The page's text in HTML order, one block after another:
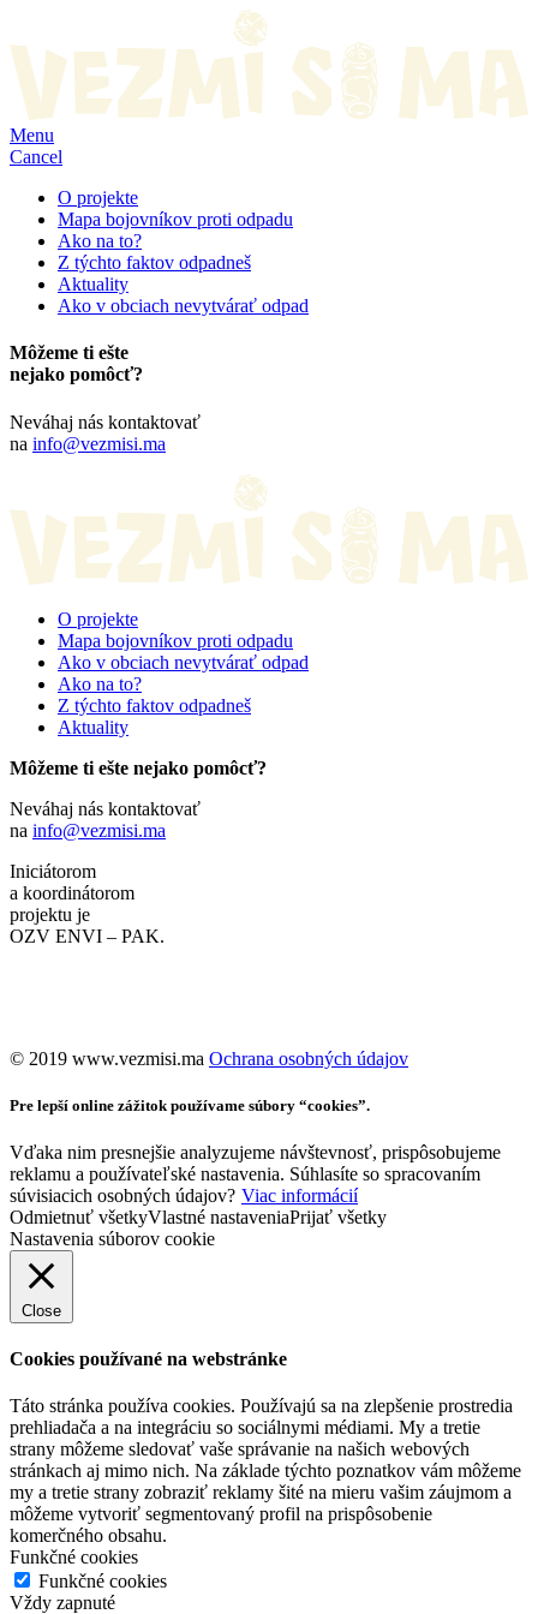
Menu
Cancel
O projekte
Mapa bojovníkov proti odpadu
Ako na to?
Z týchto faktov odpadneš
Aktuality
Ako v obciach nevytvárať odpad
Môžeme ti ešte
nejako pomôcť?
Neváhaj nás kontaktovať
na info@vezmisi.ma
O projekte
Mapa bojovníkov proti odpadu
Ako v obciach nevytvárať odpad
Ako na to?
Z týchto faktov odpadneš
Aktuality
Môžeme ti ešte nejako pomôcť?
Neváhaj nás kontaktovať
na info@vezmisi.ma
Iniciátorom
a koordinátorom
projektu je
OZV ENVI – PAK.
©️ 2019 www.vezmisi.ma Ochrana osobných údajov
Pre lepší online zážitok používame súbory “cookies”.
Vďaka nim presnejšie analyzujeme návštevnosť, prispôsobujeme
reklamu a používateľské nastavenia. Súhlasíte so spracovaním
súvisiacich osobných údajov? Viac informácií
Odmietnuť všetkyVlastné nastaveniaPrijať všetky
Nastavenia súborov cookie
Close
Cookies používané na webstránke
Táto stránka používa cookies. Používajú sa na zlepšenie prostredia
prehliadača a na integráciu so sociálnymi médiami. My a tretie
strany môžeme sledovať vaše správanie na našich webových
stránkach aj mimo nich. Na základe týchto poznatkov vám môžeme
my a tretie strany zobraziť reklamy šité na mieru vašim záujmom a
môžeme vytvoriť segmentovaný profil na prispôsobenie
komerčného obsahu.
Funkčné cookies
Funkčné cookies
Vždy zapnuté